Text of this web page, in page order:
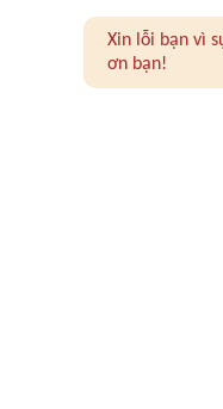
Xin lỗi bạn vì
ơn bạn!